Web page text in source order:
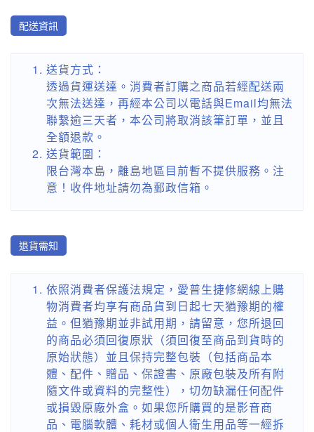
配送資訊
送貨方式：
透過貨運送達。消費者訂購之商品若經配送兩
次無法送達，再經本公司以電話與Email均無法
聯繫逾三天者，本公司將取消該筆訂單，並且
全額退款。
送貨範圍：
限台灣本島，離島地區目前暫不提供服務。注
意！收件地址請勿為郵政信箱。
退貨需知
依照消費者保護法規定，愛普生捷修網線上購
物消費者均享有商品貨到日起七天猶豫期的權
益。但猶豫期並非試用期，請留意，您所退回
的商品必須回復原狀（須回復至商品到貨時的
原始狀態）並且保持完整包裝（包括商品本
體、配件、贈品、保證書、原廠包裝及所有附
隨文件或資料的完整性），切勿缺漏任何配件
或損毀原廠外盒。如果您所購買的是影音商
品、電腦軟體、耗材或個人衛生用品等一經拆